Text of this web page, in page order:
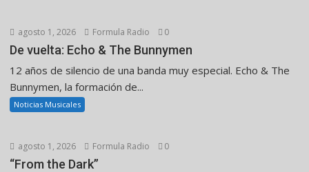
agosto 1, 2026 Formula Radio 0
De vuelta: Echo & The Bunnymen
12 años de silencio de una banda muy especial. Echo & The
Bunnymen, la formación de...
Noticias Musicales
agosto 1, 2026 Formula Radio 0
“From the Dark”